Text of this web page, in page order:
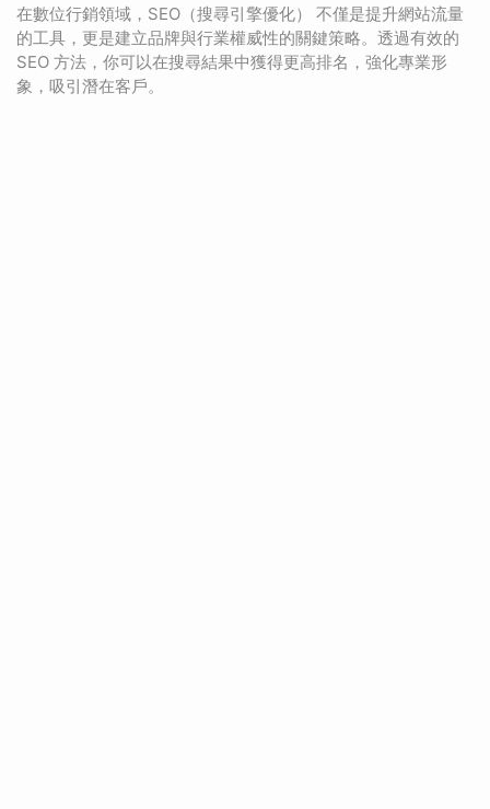
在數位行銷領域，SEO（搜尋引擎優化） 不僅是提升網站流量
的工具，更是建立品牌與行業權威性的關鍵策略。透過有效的
SEO 方法，你可以在搜尋結果中獲得更高排名，強化專業形
象，吸引潛在客戶。